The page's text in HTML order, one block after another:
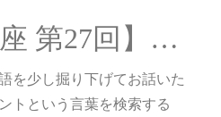
【100切り講座 第27回】コースマネジメントとは
を少し掘り下げてお話いた
トという言葉を検索する